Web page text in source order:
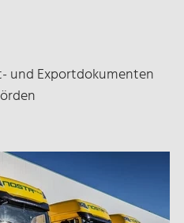
und Exportdokumenten